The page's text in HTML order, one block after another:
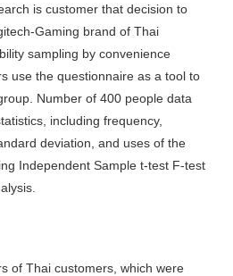
is customer that decision to
Gaming brand of Thai
sampling by convenience
use the questionnaire as a tool to
Number of 400 people data
including frequency,
deviation, and uses of the
Independent Sample t-test F-test
of Thai customers, which were